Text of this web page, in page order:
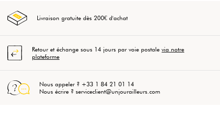
Livraison gratuite dès 200€ d'achat
Retour et échange sous 14 jours par voie postalevia notre
plateforme
Nous appeler ? +33 1 84 21 01 14
Nous écrire ? serviceclient@unjourailleurs.com